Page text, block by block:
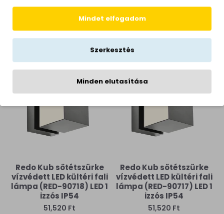
Redo Kub sötétszürke
vízvédett LED kültéri fali
lámpa (RED-90720) LED 1
izzós IP54
Redo Kub sötétszürke
vízvédett LED kültéri fali
lámpa (RED-90719) LED 1
izzós IP54
Redo Kub sötétszürke
vízvédett LED kültéri fali
lámpa (RED-90718) LED 1
izzós IP54
51,520 Ft
Redo Kub sötétszürke
vízvédett LED kültéri fali
lámpa (RED-90717) LED 1
izzós IP54
51,520 Ft
Mindet elfogadom
Szerkesztés
Minden elutasítása